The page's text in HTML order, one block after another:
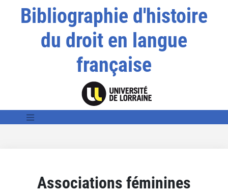
Bibliographie d'histoire
du droit en langue
française
Associations féminines